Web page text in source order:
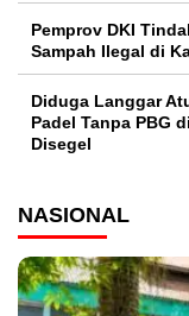
Pemprov DKI
Sampah Ilegal di
Diduga Langgar
Padel Tanpa PBG
Disegel
NASIONAL